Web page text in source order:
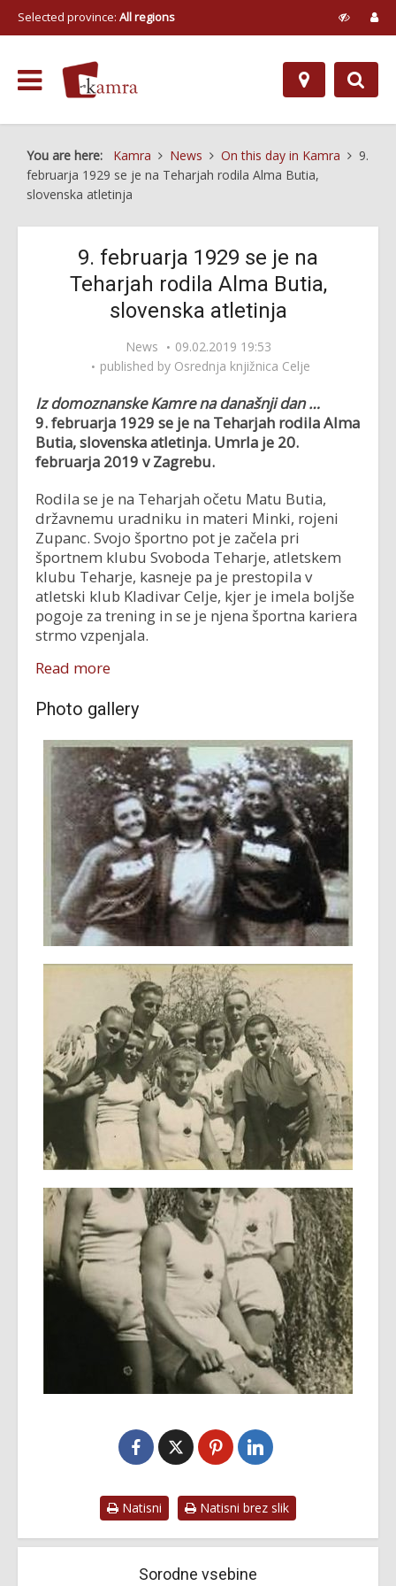
Selected province: All regions
You are here: Kamra News On this day in Kamra
9.
februarja 1929 se je na Teharjah rodila Alma Butia,
slovenska atletinja
9. februarja 1929 se je na
Teharjah rodila Alma Butia,
slovenska atletinja
News
09.02.2019 19:53
published by Osrednja knjižnica Celje
Iz domoznanske Kamre na današnji dan …
9. februarja 1929 se je na Teharjah rodila Alma
Butia, slovenska atletinja. Umrla je 20.
februarja 2019 v Zagrebu.
Rodila se je na Teharjah očetu Matu Butia,
državnemu uradniku in materi Minki, rojeni
Zupanc. Svojo športno pot je začela pri
športnem klubu Svoboda Teharje, atletskem
klubu Teharje, kasneje pa je prestopila v
atletski klub Kladivar Celje, kjer je imela boljše
pogoje za trening in se je njena športna kariera
strmo vzpenjala.
Read more
Photo gallery
Natisni Natisni brez slik
Sorodne vsebine